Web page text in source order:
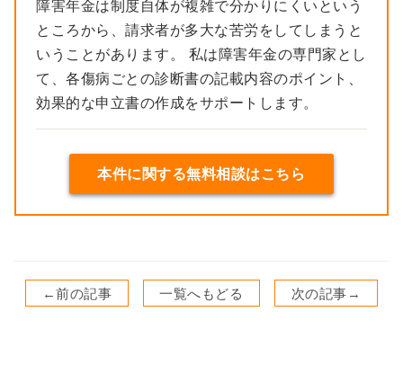
障害年金は制度自体が複雑で分かりにくいという
ところから、請求者が多大な苦労をしてしまうと
いうことがあります。 私は障害年金の専門家とし
て、各傷病ごとの診断書の記載内容のポイント、
効果的な申立書の作成をサポートします。
本件に関する無料相談はこちら
←前の記事 一覧へもどる 次の記事→